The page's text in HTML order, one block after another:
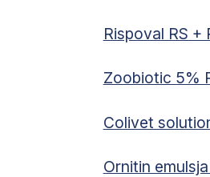
Rispoval RS +
Zoobiotic 5%
Colivet
Ornitin